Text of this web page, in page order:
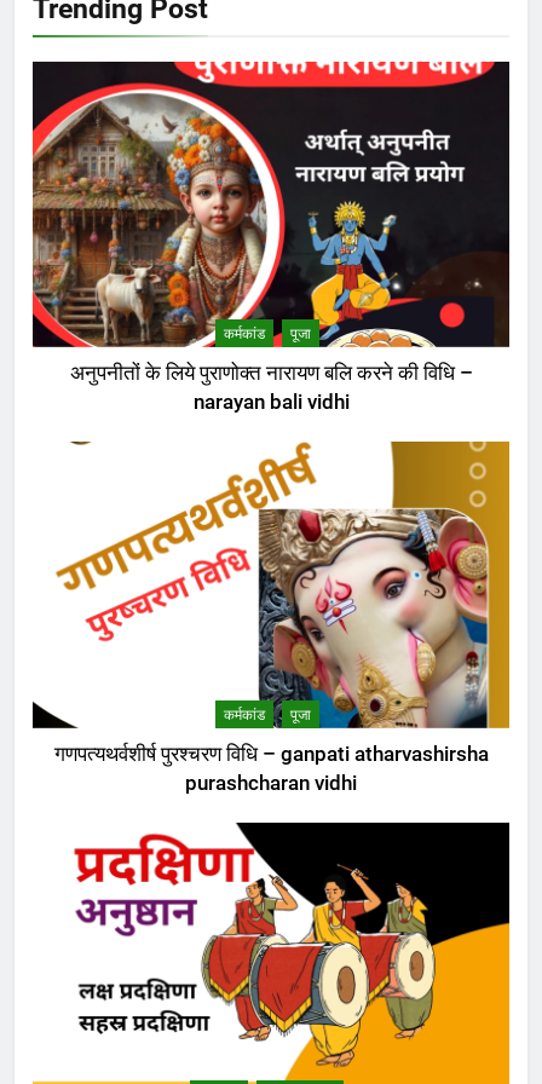
Trending Post
कर्मकांड पूजा
अनुपनीतों के लिये पुराणोक्त नारायण बलि करने की विधि –
narayan bali vidhi
कर्मकांड पूजा
गणपत्यथर्वशीर्ष पुरश्चरण विधि – ganpati atharvashirsha
purashcharan vidhi
शंकराचार्य पर टिप्पणी करने से पूर्व चुल्लू भर